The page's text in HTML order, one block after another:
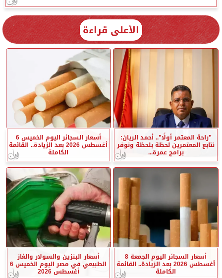
الأعلى قراءة
”راحة المعتمر أولًا”.. أحمد الريان:
نتابع المعتمرين لحظة بلحظة ونوفر
برامج عمرة...
أسعار السجائر اليوم الخميس 6
أغسطس 2026 بعد الزيادة.. القائمة
الكاملة
أسعار السجائر اليوم الجمعة 8
أغسطس 2026 بعد الزيادة.. القائمة
الكاملة
أسعار البنزين والسولار والغاز
الطبيعي في مصر اليوم الخميس 6
أغسطس 2026